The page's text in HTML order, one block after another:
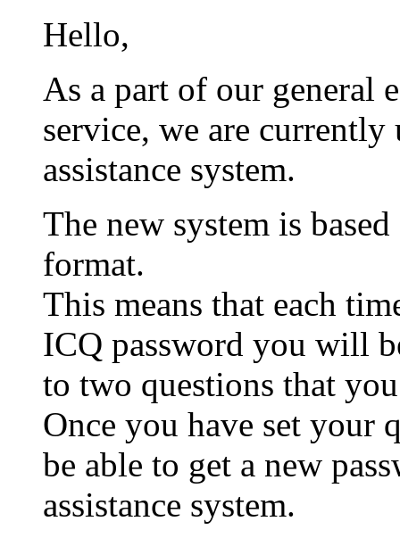
Hello,
As a part of our general
service, we are
assistance system.
The new system is
format.
This means that each
ICQ password you will
to two questions that
Once you have set your
be able to get a new
assistance system.